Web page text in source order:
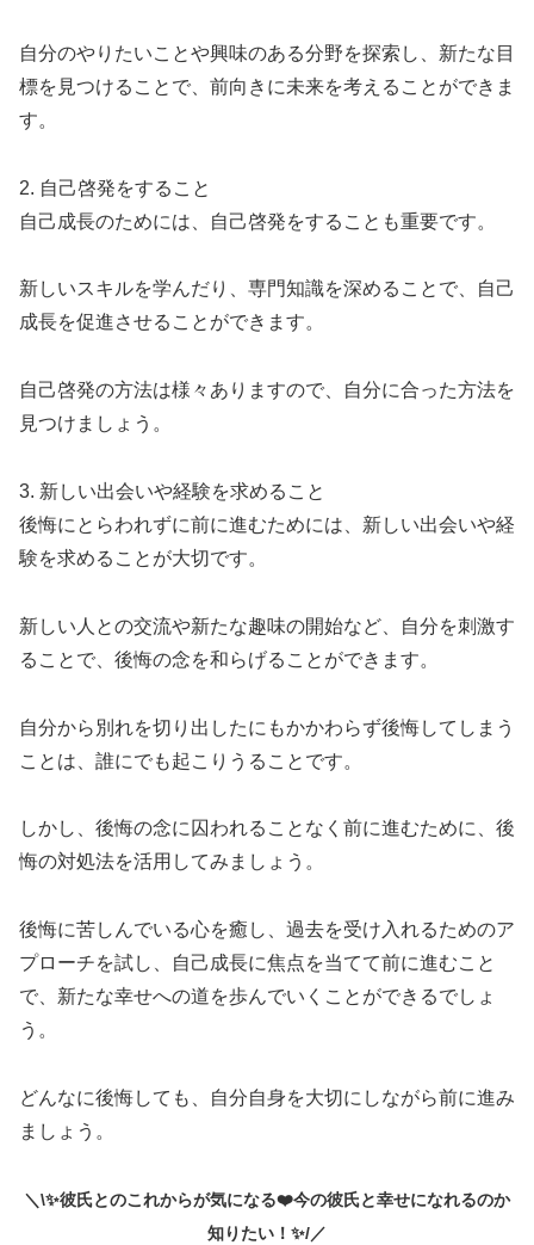
自分のやりたいことや興味のある分野を探索し、新たな目
標を見つけることで、前向きに未来を考えることができま
す。
2. 自己啓発をすること
自己成長のためには、自己啓発をすることも重要です。
新しいスキルを学んだり、専門知識を深めることで、自己
成長を促進させることができます。
自己啓発の方法は様々ありますので、自分に合った方法を
見つけましょう。
3. 新しい出会いや経験を求めること
後悔にとらわれずに前に進むためには、新しい出会いや経
験を求めることが大切です。
新しい人との交流や新たな趣味の開始など、自分を刺激す
ることで、後悔の念を和らげることができます。
自分から別れを切り出したにもかかわらず後悔してしまう
ことは、誰にでも起こりうることです。
しかし、後悔の念に囚われることなく前に進むために、後
悔の対処法を活用してみましょう。
後悔に苦しんでいる心を癒し、過去を受け入れるためのア
プローチを試し、自己成長に焦点を当てて前に進むこと
で、新たな幸せへの道を歩んでいくことができるでしょ
う。
どんなに後悔しても、自分自身を大切にしながら前に進み
ましょう。
＼\✨彼氏とのこれからが気になる❤️今の彼氏と幸せになれるのか
知りたい！✨/／